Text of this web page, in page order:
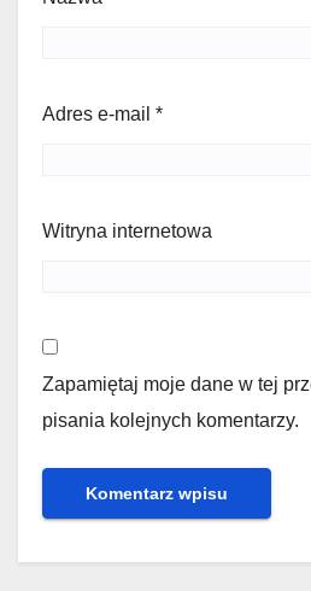
Adres e-mail *
Witryna internetowa
Zapamiętaj moje dane w tej
pisania kolejnych komentarzy.